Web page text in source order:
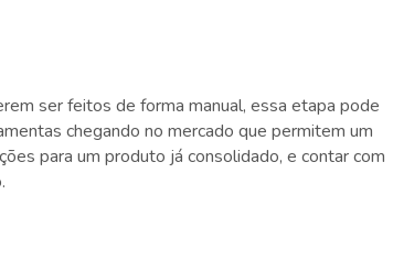
ser feitos de forma manual, essa etapa pode
chegando no mercado que permitem um
para um produto já consolidado, e contar com